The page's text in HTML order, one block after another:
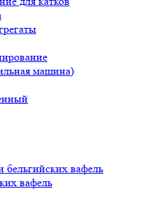
машина)
вафель
вафель